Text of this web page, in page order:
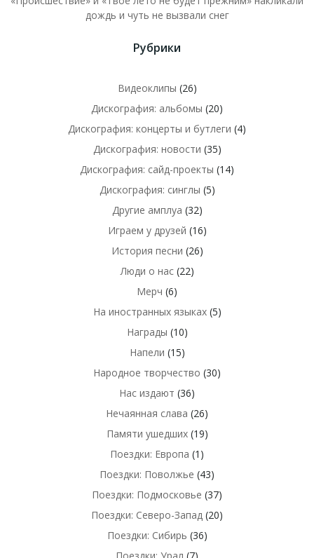
дождь и чуть не вызвали снег
Рубрики
Видеоклипы (26)
Дискография: альбомы (20)
Дискография: концерты и бутлеги (4)
Дискография: новости (35)
Дискография: сайд-проекты (14)
Дискография: синглы (5)
Другие амплуа (32)
Играем у друзей (16)
История песни (26)
Люди о нас(22)
Мерч (6)
На иностранных языках(5)
Награды (10)
Напели (15)
Народное творчество (30)
Нас издают (36)
Нечаянная слава (26)
Памяти ушедших(19)
Поездки: Европа (1)
Поездки: Поволжье (43)
Поездки: Подмосковье (37)
Поездки: Северо-Запад (20)
Поездки: Сибирь (36)